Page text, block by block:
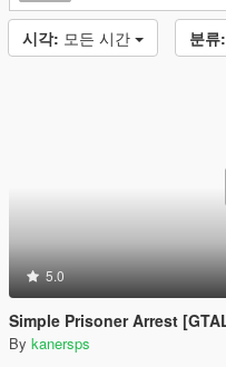
시각: 모든 시간 분류:
5.0
Simple Prisoner Arrest
By kanersps